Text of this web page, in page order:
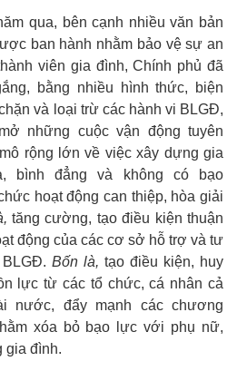
qua, bên cạnh nhiều văn bản
ban hành nhằm bảo vệ sự an
viên gia đình, Chính phủ đã
bằng nhiều hình thức, biện
và loại trừ các hành vi BLGĐ,
những cuộc vận động tuyên
rộng lớn về việc xây dựng gia
bình đẳng và không có bạo
hoạt động can thiệp, hòa giải
tăng cường, tạo điều kiện thuận
động của các cơ sở hỗ trợ và tư
Bốn là, tạo điều kiện, huy
lực từ các tổ chức, cá nhân cả
nước, đẩy mạnh các chương
xóa bỏ bạo lực với phụ nữ,
gia đình.